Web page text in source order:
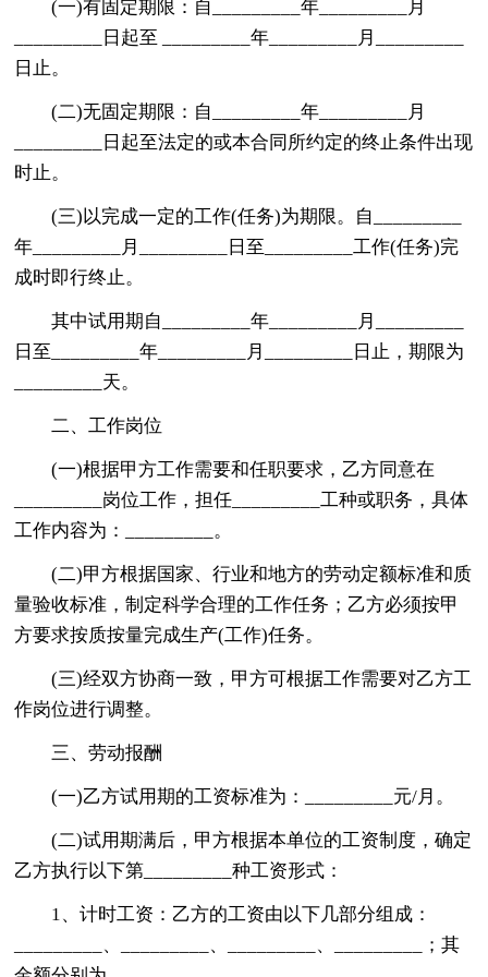
(一)有固定期限：自_________年_________月
_________日起至 _________年_________月_________
日止。
(二)无固定期限：自_________年_________月
_________日起至法定的或本合同所约定的终止条件出现
时止。
(三)以完成一定的工作(任务)为期限。自_________
年_________月_________日至_________工作(任务)完
成时即行终止。
其中试用期自_________年_________月_________
日至_________年_________月_________日止，期限为
_________天。
二、工作岗位
(一)根据甲方工作需要和任职要求，乙方同意在
_________岗位工作，担任_________工种或职务，具体
工作内容为：_________。
(二)甲方根据国家、行业和地方的劳动定额标准和质
量验收标准，制定科学合理的工作任务；乙方必须按甲
方要求按质按量完成生产(工作)任务。
(三)经双方协商一致，甲方可根据工作需要对乙方工
作岗位进行调整。
三、劳动报酬
(一)乙方试用期的工资标准为：_________元/月。
(二)试用期满后，甲方根据本单位的工资制度，确定
乙方执行以下第_________种工资形式：
1、计时工资：乙方的工资由以下几部分组成：
_________、_________、_________、_________；其